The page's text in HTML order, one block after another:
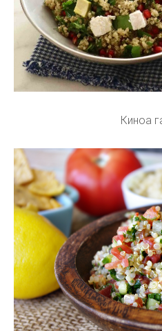
Киноа